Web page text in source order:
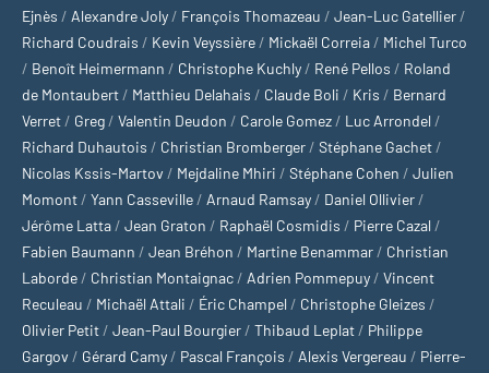
Ejnès / Alexandre Joly / François Thomazeau / Jean-Luc Gatellier /
Richard Coudrais / Kevin Veyssière / Mickaël Correia / Michel Turco
/ Benoît Heimermann / Christophe Kuchly / René Pellos / Roland
de Montaubert / Matthieu Delahais / Claude Boli / Kris / Bernard
Verret / Greg / Valentin Deudon / Carole Gomez / Luc Arrondel /
Richard Duhautois / Christian Bromberger / Stéphane Gachet /
Nicolas Kssis-Martov / Mejdaline Mhiri / Stéphane Cohen / Julien
Momont / Yann Casseville / Arnaud Ramsay / Daniel Ollivier /
Jérôme Latta / Jean Graton / Raphaël Cosmidis / Pierre Cazal /
Fabien Baumann / Jean Bréhon / Martine Benammar / Christian
Laborde / Christian Montaignac / Adrien Pommepuy / Vincent
Reculeau / Michaël Attali / Éric Champel / Christophe Gleizes /
Olivier Petit / Jean-Paul Bourgier / Thibaud Leplat / Philippe
Gargov / Gérard Camy / Pascal François / Alexis Vergereau / Pierre-